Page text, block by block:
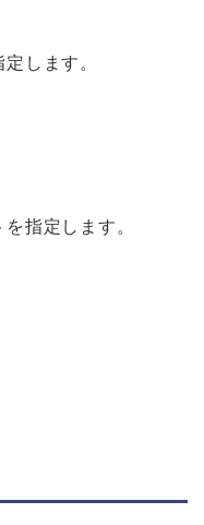
します。
指定します。